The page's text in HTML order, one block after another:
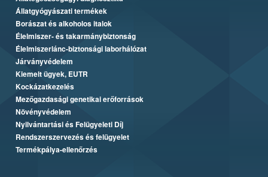
Állatgyógyászati termékek
Borászat és alkoholos italok
Élelmiszer- és takarmánybiztonság
Élelmiszerlánc-biztonsági laborhálózat
Járványvédelem
Kiemelt ügyek, EUTR
Kockázatkezelés
Mezőgazdasági genetikai erőforrások
Növényvédelem
Nyilvántartási és Felügyeleti Díj
Rendszerszervezés és felügyelet
Termékpálya-ellenőrzés